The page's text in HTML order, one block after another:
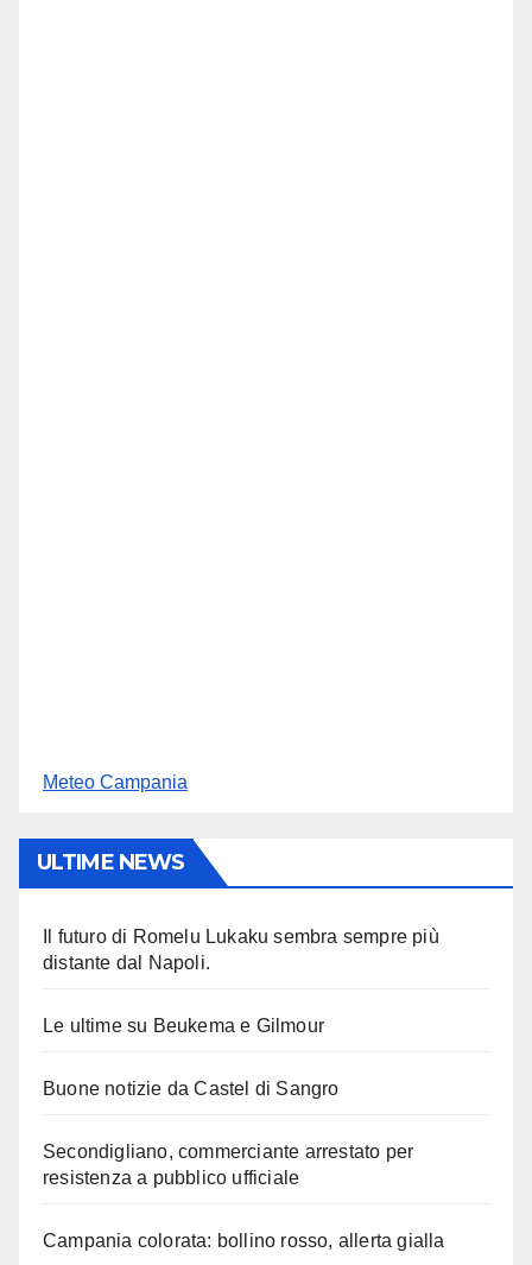
Meteo Campania
ULTIME NEWS
Il futuro di Romelu Lukaku sembra sempre più
distante dal Napoli.
Le ultime su Beukema e Gilmour
Buone notizie da Castel di Sangro
Secondigliano, commerciante arrestato per
resistenza a pubblico ufficiale
Campania colorata: bollino rosso, allerta gialla